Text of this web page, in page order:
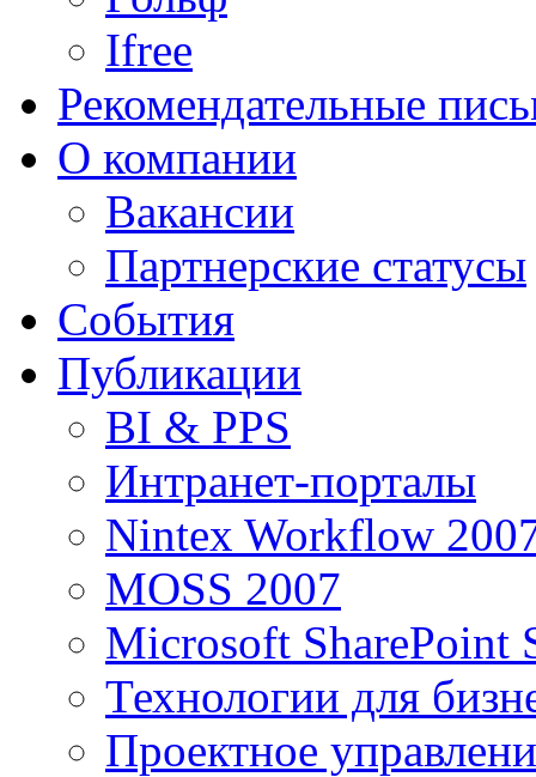
Ifree
Рекомендательные
О компании
Вакансии
Партнерские статусы
События
Публикации
BI & PPS
Интранет-порталы
Nintex Workflow
MOSS 2007
Microsoft SharePoint
Технологии для
Проектное